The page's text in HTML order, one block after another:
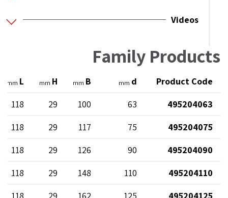
Videos
Family Products
Product Code
d
mm
B
mm
H
mm
L
mm
495204063
63
100
29
118
495204075
75
117
29
118
495204090
90
126
29
118
495204110
110
148
29
118